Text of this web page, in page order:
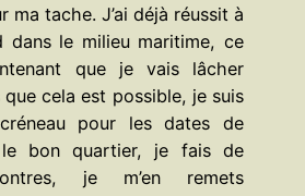
ma tache. J’ai déjà réussit à
dans le milieu maritime, ce
que je vais lâcher
que cela est possible, je suis
pour les dates de
bon quartier, je fais de
je m’en remets